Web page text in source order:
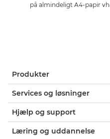
på almindeligt A4-papir
Produkter
Services og løsninger
Hjælp og support
Læring og uddannelse